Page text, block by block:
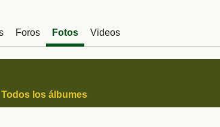
Foros Fotos Videos
Todos los álbumes